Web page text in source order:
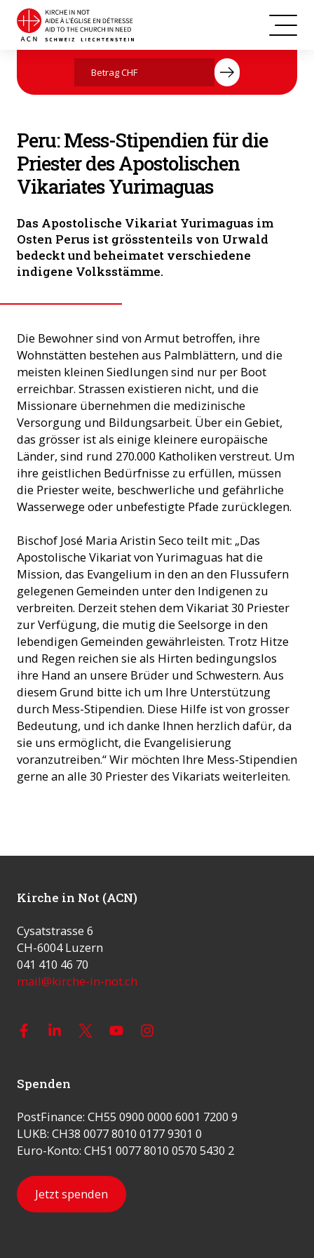
Peru
Jetzt mit Ihrer Spende helfen
Peru: Mess-Stipendien für die
Priester des Apostolischen
Vikariates Yurimaguas
Das Apostolische Vikariat Yurimaguas im
Osten Perus ist grösstenteils von Urwald
bedeckt und beheimatet verschiedene
indigene Volksstämme.
Die Bewohner sind von Armut betroffen, ihre
Wohnstätten bestehen aus Palmblättern, und die
meisten kleinen Siedlungen sind nur per Boot
erreichbar. Strassen existieren nicht, und die
Missionare übernehmen die medizinische
Versorgung und Bildungsarbeit. Über ein Gebiet,
das grösser ist als einige kleinere europäische
Länder, sind rund 270.000 Katholiken verstreut. Um
ihre geistlichen Bedürfnisse zu erfüllen, müssen
die Priester weite, beschwerliche und gefährliche
Wasserwege oder unbefestigte Pfade zurücklegen.
Bischof José Maria Aristin Seco teilt mit: „Das
Apostolische Vikariat von Yurimaguas hat die
Mission, das Evangelium in den an den Flussufern
gelegenen Gemeinden unter den Indigenen zu
verbreiten. Derzeit stehen dem Vikariat 30 Priester
zur Verfügung, die mutig die Seelsorge in den
lebendigen Gemeinden gewährleisten. Trotz Hitze
und Regen reichen sie als Hirten bedingungslos
ihre Hand an unsere Brüder und Schwestern. Aus
diesem Grund bitte ich um Ihre Unterstützung
durch Mess-Stipendien. Diese Hilfe ist von grosser
Bedeutung, und ich danke Ihnen herzlich dafür, da
sie uns ermöglicht, die Evangelisierung
voranzutreiben.“ Wir möchten Ihre Mess-Stipendien
gerne an alle 30 Priester des Vikariats weiterleiten.
Kirche in Not (ACN)
Cysatstrasse 6
CH-6004 Luzern
041 410 46 70
mail@kirche-in-not.ch
Spenden
PostFinance: CH55 0900 0000 6001 7200 9
LUKB: CH38 0077 8010 0177 9301 0
Euro-Konto: CH51 0077 8010 0570 5430 2
Jetzt spenden